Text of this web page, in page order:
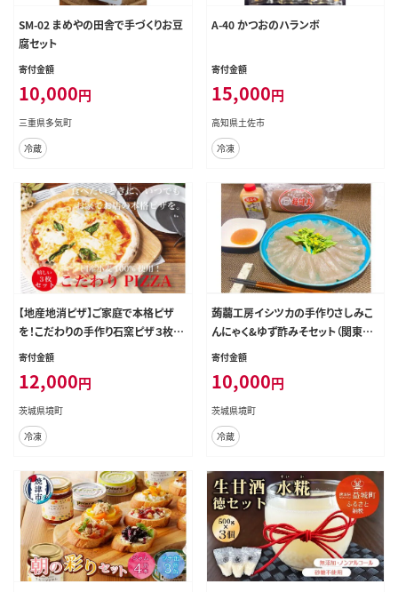
SM-02 まめやの田舎で手づくりお豆
腐セット
寄付金額
10,000円
三重県多気町
冷蔵
A-40 かつおのハランボ
寄付金額
15,000円
高知県土佐市
冷凍
【地産地消ピザ】ご家庭で本格ピザ
を！こだわりの手作り石窯ピザ３枚セ
ット
寄付金額
12,000円
茨城県境町
冷凍
蒟蒻工房イシツカの手作りさしみこ
んにゃく&ゆず酢みそセット（関東限
定）
寄付金額
10,000円
茨城県境町
冷蔵